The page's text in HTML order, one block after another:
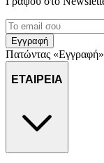
Εγγραφή
Πατώντας «Εγγραφή»
ΕΤΑΙΡΕΙΑ